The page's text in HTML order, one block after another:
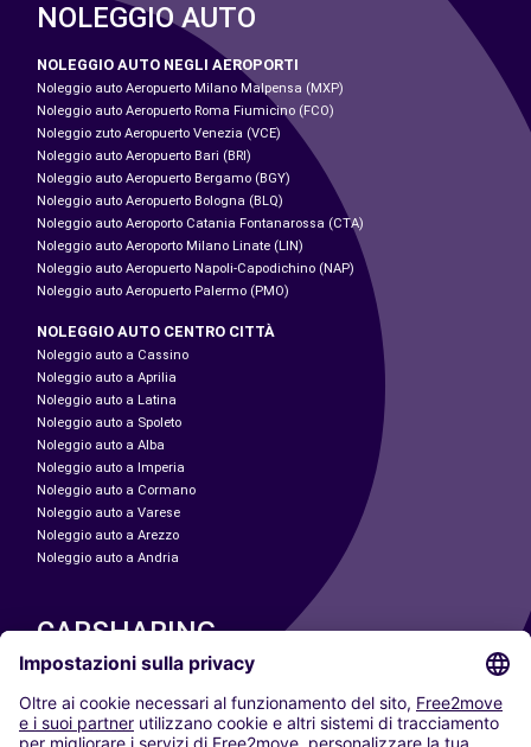
NOLEGGIO AUTO
NOLEGGIO AUTO NEGLI AEROPORTI
Noleggio auto Aeropuerto Milano Malpensa (MXP)
Noleggio auto Aeropuerto Roma Fiumicino (FCO)
Noleggio zuto Aeropuerto Venezia (VCE)
Noleggio auto Aeropuerto Bari (BRI)
Noleggio auto Aeropuerto Bergamo (BGY)
Noleggio auto Aeropuerto Bologna (BLQ)
Noleggio auto Aeroporto Catania Fontanarossa (CTA)
Noleggio auto Aeroporto Milano Linate (LIN)
Noleggio auto Aeropuerto Napoli-Capodichino (NAP)
Noleggio auto Aeropuerto Palermo (PMO)
NOLEGGIO AUTO CENTRO CITTÀ
Noleggio auto a Cassino
Noleggio auto a Aprilia
Noleggio auto a Latina
Noleggio auto a Spoleto
Noleggio auto a Alba
Noleggio auto a Imperia
Noleggio auto a Cormano
Noleggio auto a Varese
Noleggio auto a Arezzo
Noleggio auto a Andria
CARSHARING
LE NOSTRE CITTÀ
Paris
Madrid